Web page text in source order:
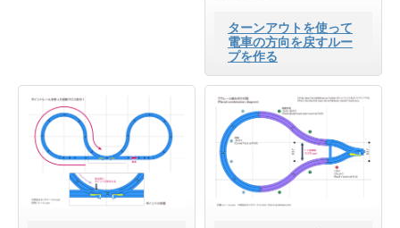
ターンアウトを使って
電車の方向を戻すルー
プを作る